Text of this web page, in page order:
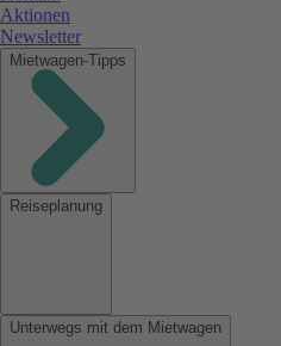
Aktionen
Newsletter
Mietwagen-Tipps
Reiseplanung
Unterwegs mit dem Mietwagen